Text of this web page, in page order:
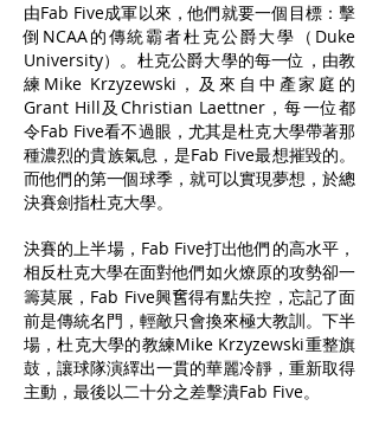
由Fab Five成軍以來，他們就要一個目標：擊
倒NCAA的傳統霸者杜克公爵大學（Duke
University）。杜克公爵大學的每一位，由教
練Mike Krzyzewski，及來自中產家庭的
Grant Hill及Christian Laettner，每一位都
令Fab Five看不過眼，尤其是杜克大學帶著那
種濃烈的貴族氣息，是Fab Five最想摧毀的。
而他們的第一個球季，就可以實現夢想，於總
決賽劍指杜克大學。
決賽的上半場，Fab Five打出他們的高水平，
相反杜克大學在面對他們如火燎原的攻勢卻一
籌莫展，Fab Five興𡚒得有點失控，忘記了面
前是傳統名門，輕敵只會換來極大教訓。下半
場，杜克大學的教練Mike Krzyzewski重整旗
鼓，讓球隊演繹出一貫的華麗冷靜，重新取得
主動，最後以二十分之差擊潰Fab Five。